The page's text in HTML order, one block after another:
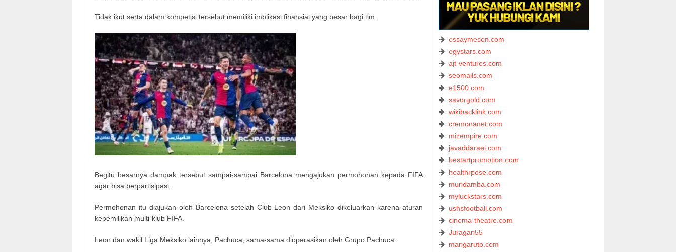
Tidak ikut serta dalam kompetisi tersebut memiliki implikasi finansial yang besar bagi tim.
Begitu besarnya dampak tersebut sampai-sampai Barcelona mengajukan permohonan kepada FIFA
agar bisa berpartisipasi.
Permohonan itu diajukan oleh Barcelona setelah Club Leon dari Meksiko dikeluarkan karena aturan
kepemilikan multi-klub FIFA.
Leon dan wakil Liga Meksiko lainnya, Pachuca, sama-sama dioperasikan oleh Grupo Pachuca.
essaymeson.com
egystars.com
ajt-ventures.com
seomails.com
e1500.com
savorgold.com
wikibacklink.com
cremonanet.com
mizempire.com
javaddaraei.com
bestartpromotion.com
healthrpose.com
mundamba.com
myluckstars.com
ushsfootball.com
cinema-theatre.com
Juragan55
mangaruto.com